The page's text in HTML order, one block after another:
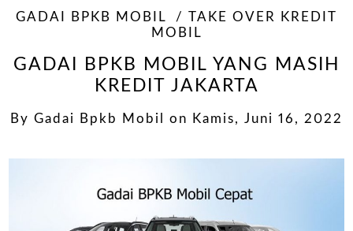
GADAI BPKB MOBIL
TAKE OVER KREDIT
MOBIL
GADAI BPKB MOBIL YANG MASIH
KREDIT JAKARTA
By Gadai Bpkb Mobil on Kamis, Juni 16, 2022